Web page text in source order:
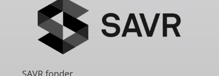
SAVR fonder